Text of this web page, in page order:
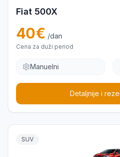
Fiat 500X
40€ /dan
Cena za duži period
Manuelni
Detaljnije i
SUV